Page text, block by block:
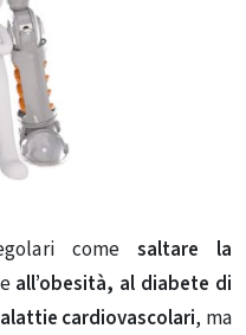
comesaltare la
all’obesità, al diabete di
cardiovascolari, ma